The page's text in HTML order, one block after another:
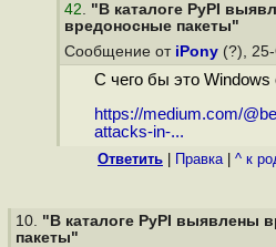
42. "В каталоге PyPI
вредоносные пакеты"
Сообщение от iPony (?),
С чего бы это Windows
https://medium.com/
attacks-in-...
Ответить Правка| ^ к
10. "В каталоге PyPI выявлены
пакеты"